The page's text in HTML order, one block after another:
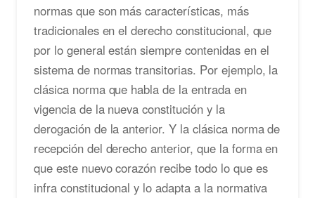
normas que son más características, más
tradicionales en el derecho constitucional, que
por lo general están siempre contenidas en el
sistema de normas transitorias. Por ejemplo, la
clásica norma que habla de la entrada en
vigencia de la nueva constitución y la
derogación de la anterior. Y la clásica norma de
recepción del derecho anterior, que la forma en
que este nuevo corazón recibe todo lo que es
infra constitucional y lo adapta a la normativa